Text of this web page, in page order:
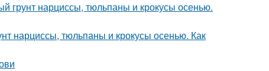
грунт нарциссы, тюльпаны и крокусы осенью.
нарциссы, тюльпаны и крокусы осенью. Как